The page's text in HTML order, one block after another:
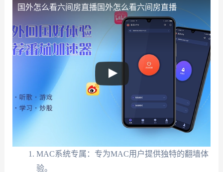
国外怎么看六间房直播国外怎么看六间房直播
MAC系统专属：专为MAC用户提供独特的翻墙体
验。